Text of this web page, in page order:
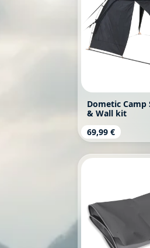
Dometic Camp
& Wall kit
Regulärer
69,99 €